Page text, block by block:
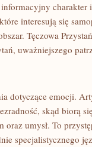
charakter
interesują się
Tęczowa
uważniejszego
dotyczące emocji.
skąd biorą
oraz umysł. To
specjalistycznego